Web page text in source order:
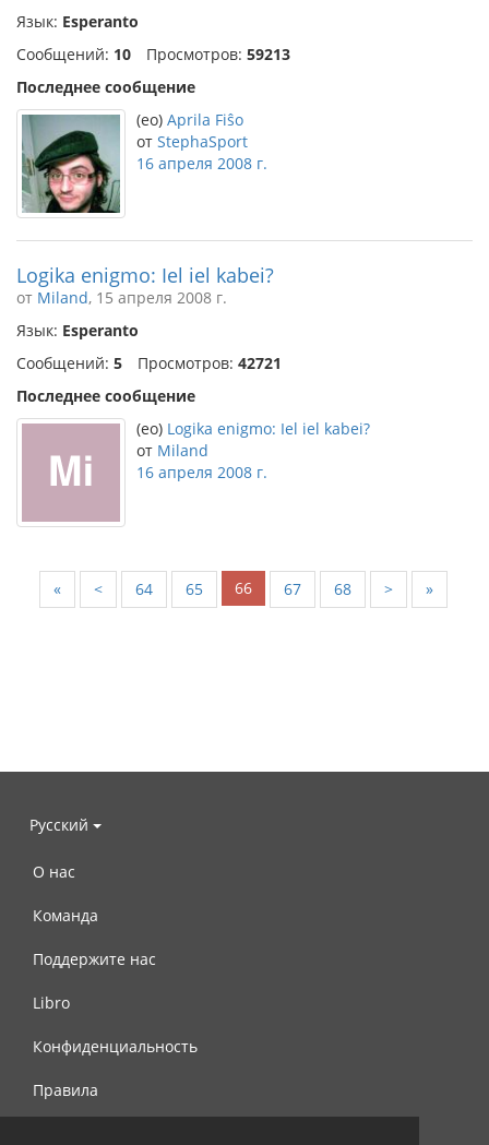
Язык: Esperanto
Сообщений: 10 Просмотров: 59213
Последнее сообщение
(eo) Aprila Fiŝo
от StephaSport
16 апреля 2008 г.
Logika enigmo: Iel iel kabei?
от Miland, 15 апреля 2008 г.
Язык: Esperanto
Сообщений: 5 Просмотров: 42721
Последнее сообщение
(eo) Logika enigmo: Iel iel kabei?
от Miland
16 апреля 2008 г.
« < 64 65 66 67 68 > »
Русский
О нас
Команда
Поддержите нас
Libro
Конфиденциальность
Правила